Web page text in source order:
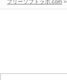
フリーソフトラボ.com >